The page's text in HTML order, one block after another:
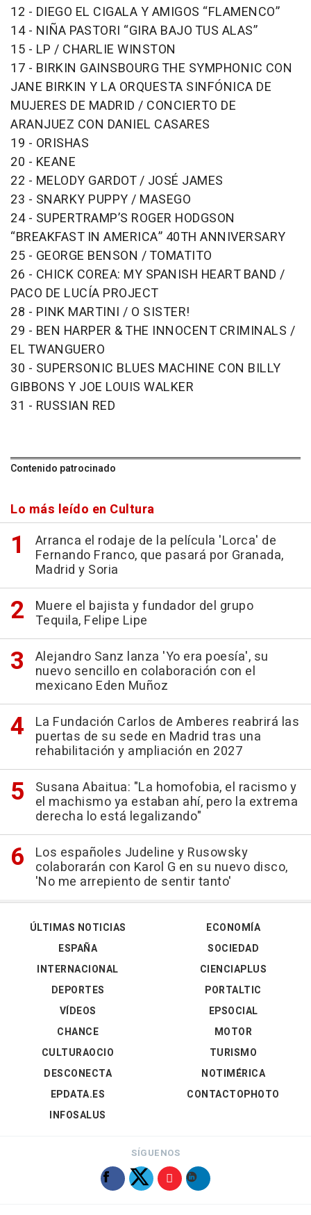
12 - DIEGO EL CIGALA Y AMIGOS “FLAMENCO”
14 - NIÑA PASTORI “GIRA BAJO TUS ALAS”
15 - LP / CHARLIE WINSTON
17 - BIRKIN GAINSBOURG THE SYMPHONIC CON
JANE BIRKIN Y LA ORQUESTA SINFÓNICA DE
MUJERES DE MADRID / CONCIERTO DE
ARANJUEZ CON DANIEL CASARES
19 - ORISHAS
20 - KEANE
22 - MELODY GARDOT / JOSÉ JAMES
23 - SNARKY PUPPY / MASEGO
24 - SUPERTRAMP’S ROGER HODGSON
“BREAKFAST IN AMERICA” 40TH ANNIVERSARY
25 - GEORGE BENSON / TOMATITO
26 - CHICK COREA: MY SPANISH HEART BAND /
PACO DE LUCÍA PROJECT
28 - PINK MARTINI / O SISTER!
29 - BEN HARPER & THE INNOCENT CRIMINALS /
EL TWANGUERO
30 - SUPERSONIC BLUES MACHINE CON BILLY
GIBBONS Y JOE LOUIS WALKER
31 - RUSSIAN RED
Contenido patrocinado
Lo más leído en Cultura
Arranca el rodaje de la película 'Lorca' de
Fernando Franco, que pasará por Granada,
Madrid y Soria
Muere el bajista y fundador del grupo
Tequila, Felipe Lipe
Alejandro Sanz lanza 'Yo era poesía', su
nuevo sencillo en colaboración con el
mexicano Eden Muñoz
La Fundación Carlos de Amberes reabrirá las
puertas de su sede en Madrid tras una
rehabilitación y ampliación en 2027
Susana Abaitua: "La homofobia, el racismo y
el machismo ya estaban ahí, pero la extrema
derecha lo está legalizando"
Los españoles Judeline y Rusowsky
colaborarán con Karol G en su nuevo disco,
'No me arrepiento de sentir tanto'
ÚLTIMAS NOTICIAS
ESPAÑA
INTERNACIONAL
DEPORTES
VÍDEOS
ECONOMÍA
SOCIEDAD
CIENCIAPLUS
PORTALTIC
EPSOCIAL
CHANCE
CULTURAOCIO
DESCONECTA
EPDATA.ES
INFOSALUS
MOTOR
TURISMO
NOTIMÉRICA
CONTACTOPHOTO
SÍGUENOS